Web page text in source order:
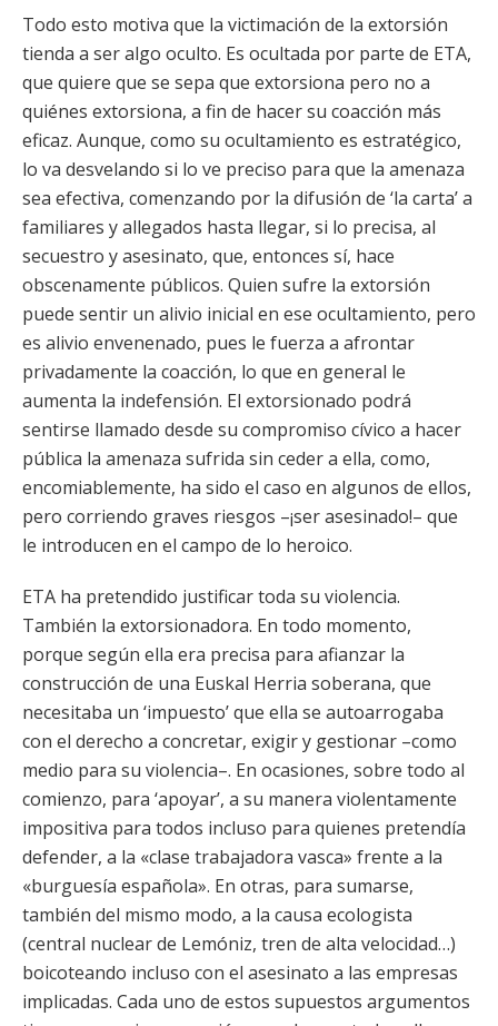
Todo esto motiva que la victimación de la extorsión
tienda a ser algo oculto. Es ocultada por parte de ETA,
que quiere que se sepa que extorsiona pero no a
quiénes extorsiona, a fin de hacer su coacción más
eficaz. Aunque, como su ocultamiento es estratégico,
lo va desvelando si lo ve preciso para que la amenaza
sea efectiva, comenzando por la difusión de ‘la carta’ a
familiares y allegados hasta llegar, si lo precisa, al
secuestro y asesinato, que, entonces sí, hace
obscenamente públicos. Quien sufre la extorsión
puede sentir un alivio inicial en ese ocultamiento, pero
es alivio envenenado, pues le fuerza a afrontar
privadamente la coacción, lo que en general le
aumenta la indefensión. El extorsionado podrá
sentirse llamado desde su compromiso cívico a hacer
pública la amenaza sufrida sin ceder a ella, como,
encomiablemente, ha sido el caso en algunos de ellos,
pero corriendo graves riesgos –¡ser asesinado!– que
le introducen en el campo de lo heroico.
ETA ha pretendido justificar toda su violencia.
También la extorsionadora. En todo momento,
porque según ella era precisa para afianzar la
construcción de una Euskal Herria soberana, que
necesitaba un ‘impuesto’ que ella se autoarrogaba
con el derecho a concretar, exigir y gestionar –como
medio para su violencia–. En ocasiones, sobre todo al
comienzo, para ‘apoyar’, a su manera violentamente
impositiva para todos incluso para quienes pretendía
defender, a la «clase trabajadora vasca» frente a la
«burguesía española». En otras, para sumarse,
también del mismo modo, a la causa ecologista
(central nuclear de Lemóniz, tren de alta velocidad…)
boicoteando incluso con el asesinato a las empresas
implicadas. Cada uno de estos supuestos argumentos